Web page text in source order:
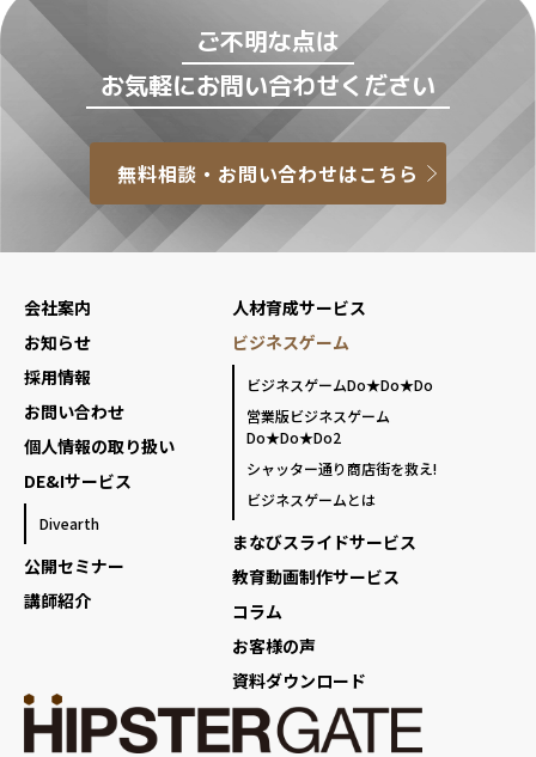
ご不明な点は
お気軽にお問い合わせください
無料相談・お問い合わせはこちら
会社案内
お知らせ
採用情報
お問い合わせ
個人情報の取り扱い
DE&Iサービス
Divearth
公開セミナー
講師紹介
人材育成サービス
ビジネスゲーム
ビジネスゲームDo★Do★Do
営業版ビジネスゲーム
Do★Do★Do2
シャッター通り商店街を救え!
ビジネスゲームとは
まなびスライドサービス
教育動画制作サービス
コラム
お客様の声
資料ダウンロード